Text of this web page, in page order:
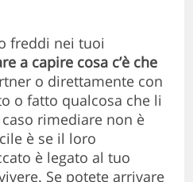
freddi nei tuoi
a capire cosa c’è che
o direttamente con
o fatto qualcosa che li
rimediare non è
è se il loro
è legato al tuo
Se potete arrivare